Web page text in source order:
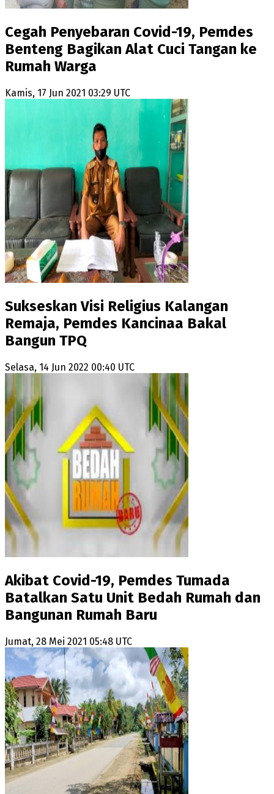
Cegah Penyebaran Covid-19, Pemdes
Benteng Bagikan Alat Cuci Tangan ke
Rumah Warga
Kamis, 17 Jun 2021 03:29 UTC
Sukseskan Visi Religius Kalangan
Remaja, Pemdes Kancinaa Bakal
Bangun TPQ
Selasa, 14 Jun 2022 00:40 UTC
Akibat Covid-19, Pemdes Tumada
Batalkan Satu Unit Bedah Rumah dan
Bangunan Rumah Baru
Jumat, 28 Mei 2021 05:48 UTC